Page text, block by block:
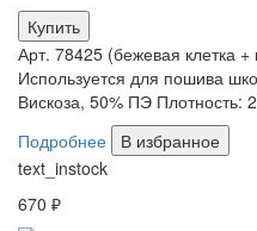
Купить
Арт. 78425 (бежевая клетка +
Используется для пошива
Вискоза, 50% ПЭ Плотность:
Подробнее
В избранное
text_instock
670 ₽